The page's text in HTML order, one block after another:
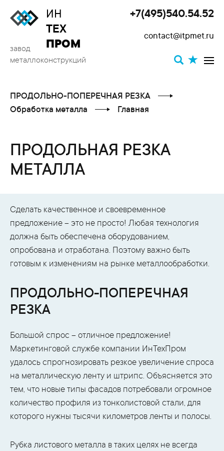
ИН
ТЕХ
ПРОМ
завод
металлоконструкций
+7(495)540.54.52
contact@itpmet.ru
ПРОДОЛЬНО-ПОПЕРЕЧНАЯ РЕЗКА
Обработка металла
Главная
ПРОДОЛЬНАЯ РЕЗКА
МЕТАЛЛА
Сделать качественное и своевременное
предложение – это не просто! Любая технология
должна быть обеспечена оборудованием,
опробована и отработана. Поэтому важно быть
готовым к изменениям на рынке металлообработки.
ПРОДОЛЬНО-ПОПЕРЕЧНАЯ
РЕЗКА
Большой спрос – отличное предложение!
Маркетинговой службе компании ИнТехПром
удалось спрогнозировать резкое увеличение спроса
на металлическую ленту и штрипс. Объясняется это
тем, что новые типы фасадов потребовали огромное
количество профиля из тонколистовой стали, для
которого нужны тысячи километров ленты и полосы.
Рубка листового металла в таких целях не всегда